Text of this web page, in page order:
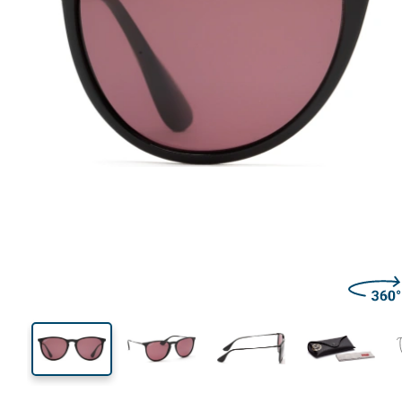
44 mm
Высота линзы
54 mm
Ширина линзы
Ширина